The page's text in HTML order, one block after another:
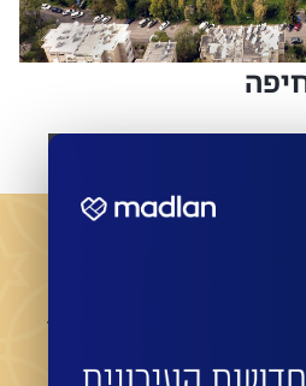
בניינית או פינוי